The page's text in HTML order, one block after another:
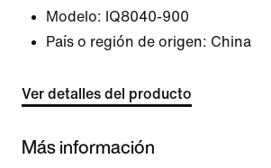
Modelo: IQ8040-900
País o región de origen: China
Ver detalles del producto
Más información